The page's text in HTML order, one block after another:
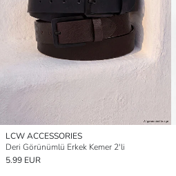
LCW ACCESSORIES
Deri Görünümlü Erkek Kemer 2'li
5.99 EUR